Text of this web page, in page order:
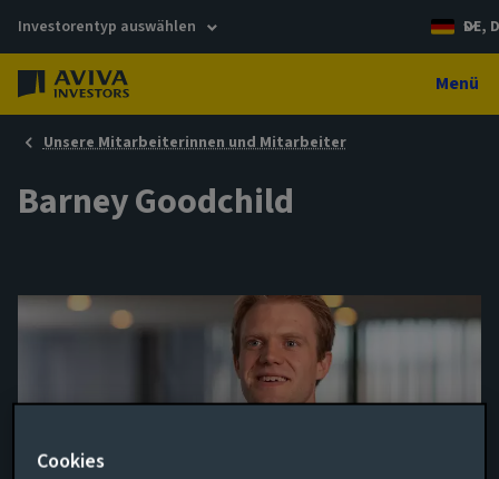
Investorentyp auswählen DE,
Menü
Unsere Mitarbeiterinnen und Mitarbeiter
Barney Goodchild
Cookies